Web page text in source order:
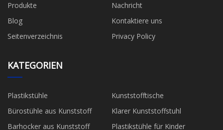
Produkte
Nachricht
Blog
Kontaktiere uns
Seitenverzeichnis
Privacy Policy
KATEGORIEN
Plastikstühle
Kunststofftische
Bürostühle aus Kunststoff
Klarer Kunststoffstuhl
Barhocker aus Kunststoff
Plastikstühle für Kinder